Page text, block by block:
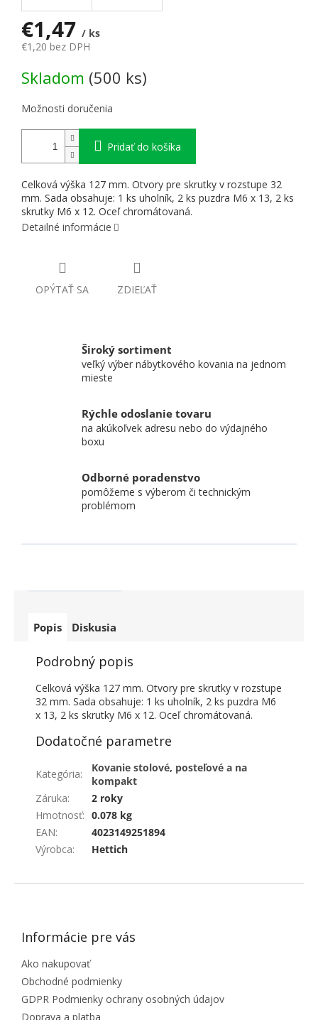
€1,47 / ks
€1,20 bez DPH
Skladom (500 ks)
Možnosti doručenia
Pridať do košíka
Celková výška 127 mm. Otvory pre skrutky v rozstupe 32
mm. Sada obsahuje: 1 ks uholník, 2 ks puzdra M6 x 13, 2 ks
skrutky M6 x 12. Oceľ chromátovaná.
Detailné informácie
OPÝTAŤ SA ZDIEĽAŤ
Široký sortiment
veľký výber nábytkového kovania na jednom
mieste
Rýchle odoslanie tovaru
na akúkoľvek adresu nebo do výdajného
boxu
Odborné poradenstvo
pomôžeme s výberom či technickým
problémom
Popis Diskusia
Podrobný popis
Celková výška 127 mm. Otvory pre skrutky v rozstupe
32 mm. Sada obsahuje: 1 ks uholník, 2 ks puzdra M6
x 13, 2 ks skrutky M6 x 12. Oceľ chromátovaná.
Dodatočné parametre
Kategória:
Kovanie stolové, posteľové a na
kompakt
Záruka:
2 roky
Hmotnosť: 0.078 kg
EAN:
4023149251894
Výrobca: Hettich
ZÁPÄTIE
Informácie pre vás
Ako nakupovať
Obchodné podmienky
GDPR Podmienky ochrany osobných údajov
Doprava a platba